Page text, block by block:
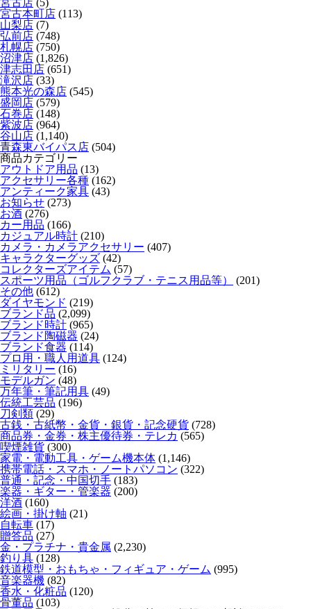
宮古本町店 (113)
山梨店 (7)
弘前店 (748)
札幌店 (750)
沼津店 (1,826)
津志田店 (651)
滝沢店 (33)
熊本光の森店 (545)
盛岡店 (579)
石巻店 (148)
紫波店 (964)
谷山店 (1,140)
青森東バイパス店 (504)
商品カテゴリー
アウトドア用品 (13)
アクセサリー各種 (162)
アンティーク家具 (43)
お知らせ (273)
お酒 (276)
カー用品 (166)
カジュアル時計 (210)
カメラ・カメラアクセサリー (407)
キャラクターグッズ (42)
コレクターズアイテム (57)
スポーツ用品（ゴルフクラブ・テニス用品等）
(201)
その他 (612)
ダイヤモンド (219)
ブランド品 (2,099)
ブランド時計 (965)
ブランド陶磁器 (24)
ブランド食器 (114)
プロ用・職人用道具 (124)
ミリタリー (16)
モデルガン (48)
万年筆・筆記用具 (49)
伝統工芸品 (196)
刀剣類 (29)
古銭・古紙幣・金貨・銀貨・記念硬貨 (728)
商品券・金券・株主優待券・テレカ (565)
喫煙雑貨 (300)
家電・電動工具・ゲーム機本体 (1,146)
携帯電話・スマホ・ノートパソコン (322)
普通・記念・中国切手 (183)
楽器・ギター・管楽器 (200)
洋酒 (160)
絵画・掛け軸 (21)
自転車 (17)
贈答品 (27)
金・プラチナ・貴金属 (2,230)
釣り具 (128)
鉄道模型・おもちゃ・フィギュア・ゲーム (995)
音楽器機 (82)
香水・化粧品 (120)
骨董品 (103)